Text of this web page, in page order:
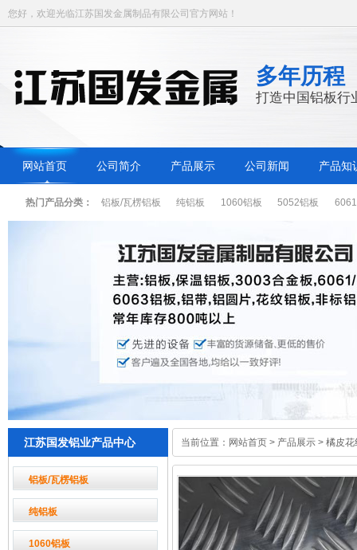
您好，欢迎光临江苏国发金属制品有限公司官方网站！
多年历程
打造中国铝板行
网站首页 公司简介 产品展示 公司新闻 产品知
热门产品分类： 铝板/瓦楞铝板 纯铝板 1060铝板 5052铝板
江苏国发铝业产品中心
铝板/瓦楞铝板
纯铝板
1060铝板
当前位置： 网站首页 > 产品展示 > 橘皮花